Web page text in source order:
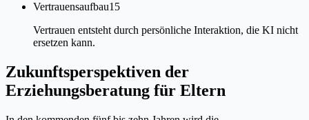
Vertrauensaufbau15
Vertrauen entsteht durch persönliche Interaktion, die KI nicht
ersetzen kann.
Zukunftsperspektiven der
Erziehungsberatung für Eltern